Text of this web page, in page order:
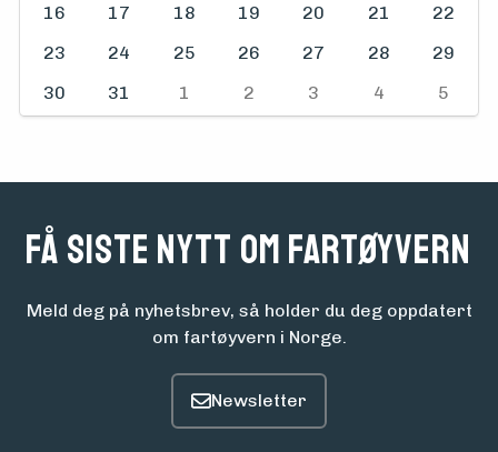
16
17 18 19 20 21
22
23
24 25 26 27 28
29
30
31 1 2 3 4 5
Få siste nytt om fartøyvern
Meld deg på nyhetsbrev, så holder du deg oppdatert
om fartøyvern i Norge.